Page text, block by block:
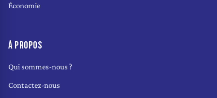
Économie
À PROPOS
Qui sommes-nous ?
Contactez-nous